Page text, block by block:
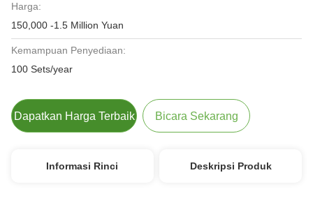
Harga:
150,000 -1.5 Million Yuan
Kemampuan Penyediaan:
100 Sets/year
Dapatkan Harga Terbaik Bicara Sekarang
Informasi Rinci Deskripsi Produk